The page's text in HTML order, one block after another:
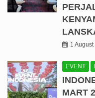
1
EVENT
MART